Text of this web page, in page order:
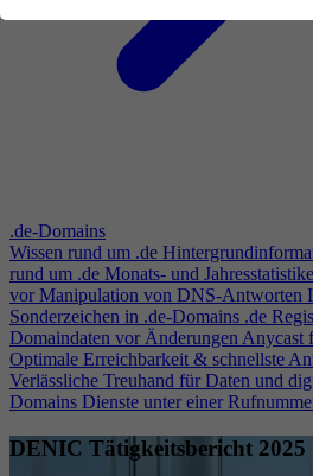
.de-Domains
Wissen rund um .de
rund um .de Monats- und
vor Manipulation von DNS-Antworten
Sonderzeichen in .de-Domains .de
Domaindaten vor ÄnderungenAnycast
Optimale Erreichbarkeit & schnellste
Verlässliche Treuhand für Daten und
Domains Dienste unter einer
DENIC Tätigkeitsbericht 2025